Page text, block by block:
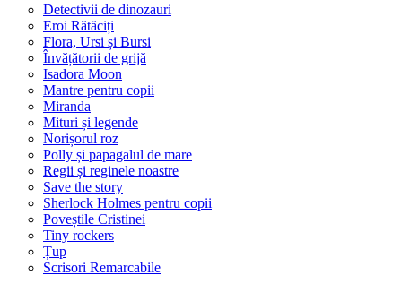
Detectivii de dinozauri
Eroi Rătăciți
Flora, Ursi și Bursi
Învățătorii de grijă
Isadora Moon
Mantre pentru copii
Miranda
Mituri și legende
Norișorul roz
Polly și papagalul de mare
Regii și reginele noastre
Save the story
Sherlock Holmes pentru copii
Poveștile Cristinei
Tiny rockers
Țup
Scrisori Remarcabile